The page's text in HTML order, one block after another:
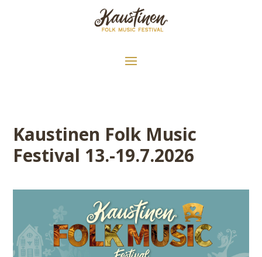
Kaustinen Folk Music
Festival 13.-19.7.2026